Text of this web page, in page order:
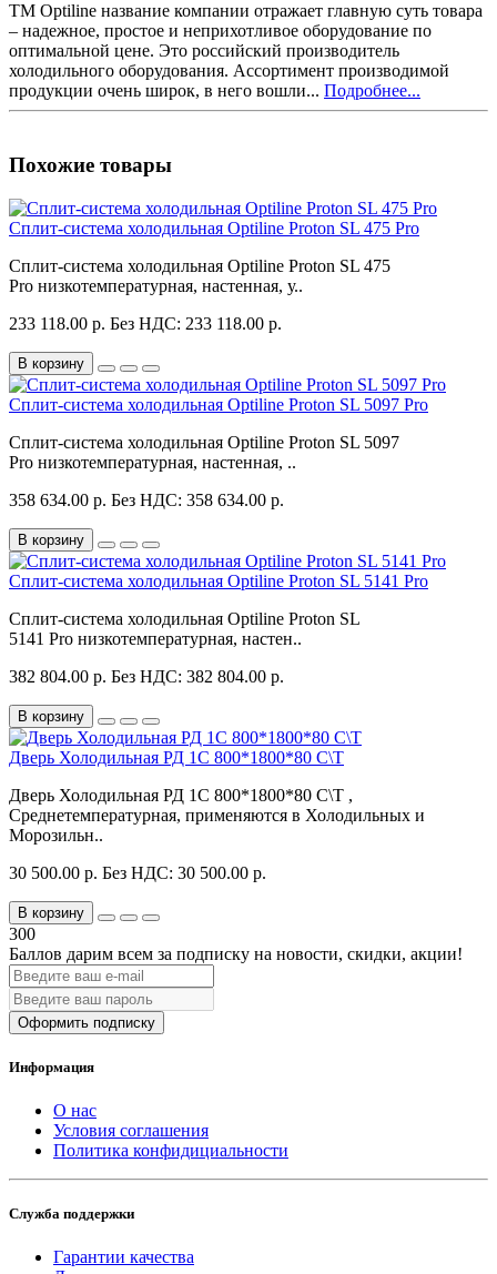
TM Optiline название компании отражает главную суть товара
– надежное, простое и неприхотливое оборудование по
оптимальной цене. Это российский производитель
холодильного оборудования. Ассортимент производимой
продукции очень широк, в него вошли... Подробнее...
Похожие товары
Сплит-система холодильная Optiline Proton SL 475 Pro
Сплит-система холодильная Optiline Proton SL 475
Pro низкотемпературная, настенная, у..
233 118.00 р. Без НДС: 233 118.00 р.
В корзину
Сплит-система холодильная Optiline Proton SL 5097 Pro
Сплит-система холодильная Optiline Proton SL 5097
Pro низкотемпературная, настенная, ..
358 634.00 р. Без НДС: 358 634.00 р.
В корзину
Сплит-система холодильная Optiline Proton SL 5141 Pro
Сплит-система холодильная Optiline Proton SL
5141 Pro низкотемпературная, настен..
382 804.00 р. Без НДС: 382 804.00 р.
В корзину
Дверь Холодильная РД 1С 800*1800*80 С\Т
Дверь Холодильная РД 1С 800*1800*80 С\Т ,
Среднетемпературная, применяются в Холодильных и
Морозильн..
30 500.00 р. Без НДС: 30 500.00 р.
В корзину
300
Баллов дарим всем за подписку на новости, скидки, акции!
Оформить подписку
Информация
О нас
Условия соглашения
Политика конфидициальности
Служба поддержки
Гарантии качества